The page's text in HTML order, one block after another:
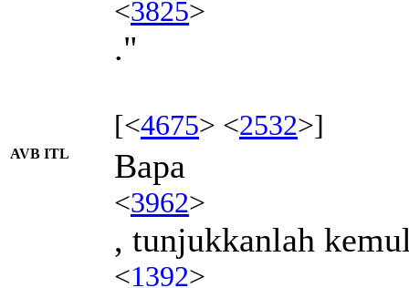
<3825>
."
[<4675> <2532>]
AVB ITL Bapa
<3962>
, tunjukkanlah
<1392>